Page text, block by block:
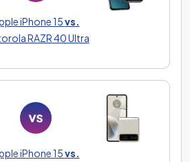
iPhone 15vs.
RAZR 40 Ultra
iPhone 15vs.